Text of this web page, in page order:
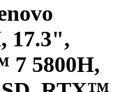
17.3",
7 5800H,